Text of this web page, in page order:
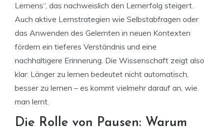
Lernens“, das nachweislich den Lernerfolg steigert.
Auch aktive Lernstrategien wie Selbstabfragen oder
das Anwenden des Gelernten in neuen Kontexten
fördern ein tieferes Verständnis und eine
nachhaltigere Erinnerung. Die Wissenschaft zeigt also
klar: Länger zu lernen bedeutet nicht automatisch,
besser zu lernen – es kommt vielmehr darauf an, wie
man lernt.
Die Rolle von Pausen: Warum